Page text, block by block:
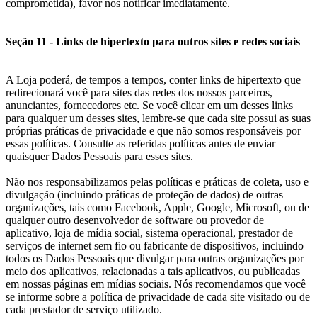
comprometida), favor nos notificar imediatamente.
Seção 11 - Links de hipertexto para outros sites e redes sociais
A Loja poderá, de tempos a tempos, conter links de hipertexto que
redirecionará você para sites das redes dos nossos parceiros,
anunciantes, fornecedores etc. Se você clicar em um desses links
para qualquer um desses sites, lembre-se que cada site possui as suas
próprias práticas de privacidade e que não somos responsáveis por
essas políticas. Consulte as referidas políticas antes de enviar
quaisquer Dados Pessoais para esses sites.
Não nos responsabilizamos pelas políticas e práticas de coleta, uso e
divulgação (incluindo práticas de proteção de dados) de outras
organizações, tais como Facebook, Apple, Google, Microsoft, ou de
qualquer outro desenvolvedor de software ou provedor de
aplicativo, loja de mídia social, sistema operacional, prestador de
serviços de internet sem fio ou fabricante de dispositivos, incluindo
todos os Dados Pessoais que divulgar para outras organizações por
meio dos aplicativos, relacionadas a tais aplicativos, ou publicadas
em nossas páginas em mídias sociais. Nós recomendamos que você
se informe sobre a política de privacidade de cada site visitado ou de
cada prestador de serviço utilizado.